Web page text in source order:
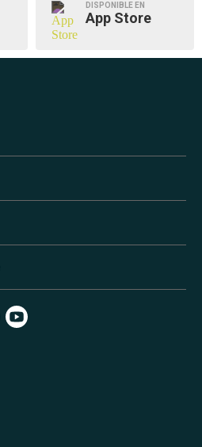
DISPONIBLE EN
App Store